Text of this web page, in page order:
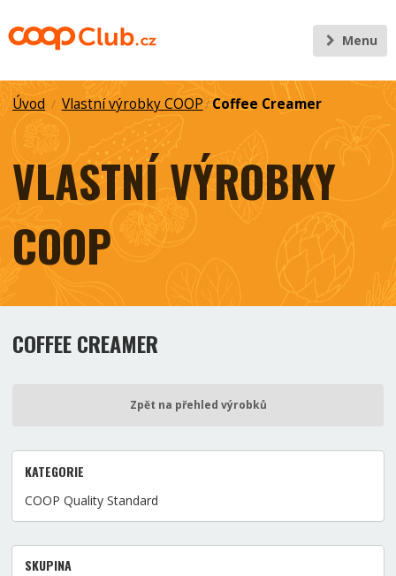
Menu
Úvod / Vlastní výrobky COOP/ Coffee Creamer
VLASTNÍ VÝROBKY
COOP
COFFEE CREAMER
Zpět na přehled výrobků
KATEGORIE
COOP Quality Standard
SKUPINA